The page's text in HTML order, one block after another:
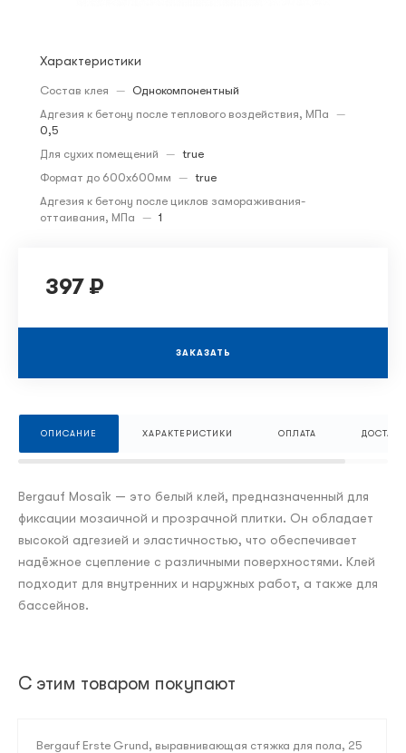
Характеристики
Состав клея — Однокомпонентный
Адгезия к бетону после теплового воздействия, МПа —
0,5
Для сухих помещений — true
Формат до 600х600мм — true
Адгезия к бетону после циклов замораживания-
оттаивания, МПа — 1
397 ₽
ЗАКАЗАТЬ
ОПИСАНИЕ ХАРАКТЕРИСТИКИ ОПЛАТА
Bergauf Mosaik — это белый клей, предназначенный для
фиксации мозаичной и прозрачной плитки. Он обладает
высокой адгезией и эластичностью, что обеспечивает
надёжное сцепление с различными поверхностями. Клей
подходит для внутренних и наружных работ, а также для
бассейнов.
С этим товаром покупают
Bergauf Erste Grund, выравнивающая стяжка для пола, 25